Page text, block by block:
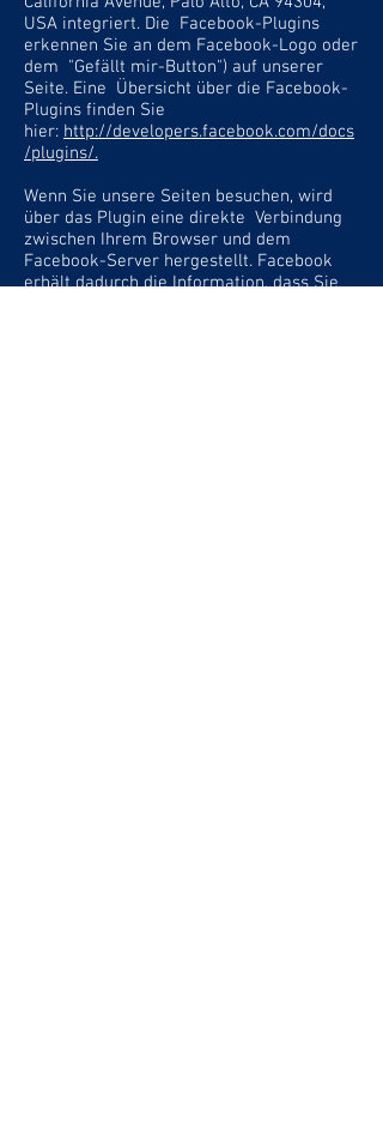
USA integriert. Die Facebook-Plugins
erkennen Sie an dem Facebook-Logo oder
dem "Gefällt mir-Button") auf unserer
Seite. Eine Übersicht über die Facebook-
Plugins finden Sie
hier: http://developers.facebook.com/docs
/plugins/.
Wenn Sie unsere Seiten besuchen, wird
über das Plugin eine direkte Verbindung
zwischen Ihrem Browser und dem
Facebook-Server hergestellt. Facebook
erhält dadurch die Information, dass Sie